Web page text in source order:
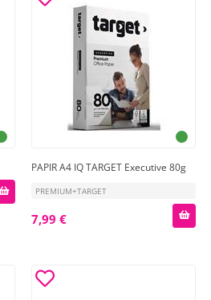
PAPIR A4 IQ TARGET Executive 80g
PREMIUM+TARGET
7,99 €